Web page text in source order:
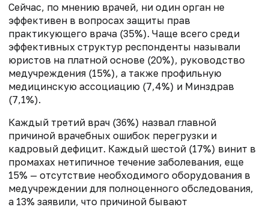
Сейчас, по мнению врачей, ни один орган не
эффективен в вопросах защиты прав
практикующего врача (35%). Чаще всего среди
эффективных структур респонденты называли
юристов на платной основе (20%), руководство
медучреждения (15%), а также профильную
медицинскую ассоциацию (7,4%) и Минздрав
(7,1%).
Каждый третий врач (36%) назвал главной
причиной врачебных ошибок перегрузки и
кадровый дефицит. Каждый шестой (17%) винит в
промахах нетипичное течение заболевания, еще
15% — отсутствие необходимого оборудования в
медучреждении для полноценного обследования,
а 13% заявили, что причиной бывают